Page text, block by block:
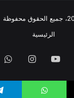
الرئيسية
‫YouTubeانستقرام